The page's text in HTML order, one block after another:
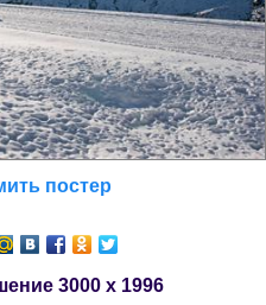
постер
3000 x 1996